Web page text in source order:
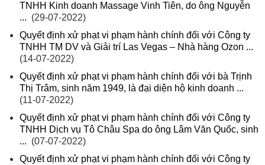
TNHH Kinh doanh Massage Vinh Tiên, do ông Nguyễn
... (29-07-2022)
Quyết định xử phạt vi phạm hành chính đối với Công ty
TNHH TM DV và Giải trí Las Vegas – Nhà hàng Ozon ...
(14-07-2022)
Quyết định xử phạt vi phạm hành chính đối với bà Trịnh
Thị Trâm, sinh năm 1949, là đại diện hộ kinh doanh ...
(11-07-2022)
Quyết định xử phạt vi phạm hành chính đối với Công ty
TNHH Dịch vụ Tô Châu Spa do ông Lâm Văn Quốc, sinh
... (07-07-2022)
Quyết định xử phạt vi phạm hành chính đối với Công ty